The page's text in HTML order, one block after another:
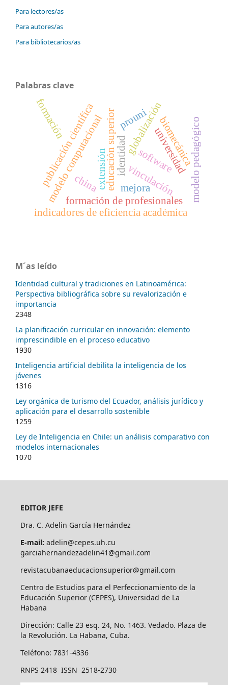
Para lectores/as
Para autores/as
Para bibliotecarios/as
Palabras clave
china educación superiorglobalización
identidad
modelo computacional software
formación de profesionales
indicadores de eficiencia académica
publicación científica universidad
formación modelo pedagógico
biomecánica
extensión vinculación
mejora
prouni
M´as leído
Identidad cultural y tradiciones en Latinoamérica:
Perspectiva bibliográfica sobre su revalorización e
importancia
2348
La planificación curricular en innovación: elemento
imprescindible en el proceso educativo
1930
Inteligencia artificial debilita la inteligencia de los
jóvenes
1316
Ley orgánica de turismo del Ecuador, análisis jurídico y
aplicación para el desarrollo sostenible
1259
Ley de Inteligencia en Chile: un análisis comparativo con
modelos internacionales
1070
EDITOR JEFE
Dra. C. Adelin García Hernández
E-mail: adelin@cepes.uh.cu
garciahernandezadelin41@gmail.com
revistacubanaeducacionsuperior@gmail.com
Centro de Estudios para el Perfeccionamiento de la
Educación Superior (CEPES), Universidad de La
Habana
Dirección: Calle 23 esq. 24, No. 1463. Vedado. Plaza de
la Revolución. La Habana, Cuba.
Teléfono: 7831-4336
RNPS 2418 ISSN 2518-2730